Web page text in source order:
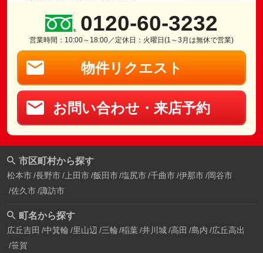
0120-60-3232
営業時間：10:00～18:00／定休日：火曜日(1～3月は無休で営業)
物件リクエスト
お問い合わせ・来店予約
市区町村から探す
松本市 長野市 上田市 飯田市 塩尻市 千曲市 伊那市 岡谷市
佐久市 諏訪市
町名から探す
広丘吉田 中箕輪 里山辺 三輪 稲葉 井川城 高田 島内 広丘高出
笹賀